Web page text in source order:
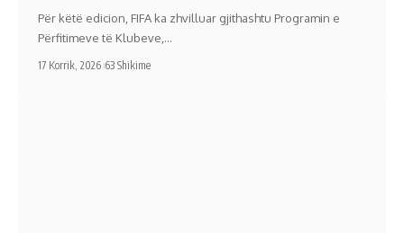
Për këtë edicion, FIFA ka zhvilluar gjithashtu Programin e
Përfitimeve të Klubeve,…
17 Korrik, 2026 63 Shikime